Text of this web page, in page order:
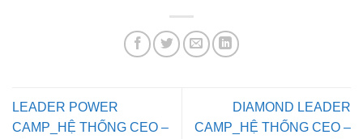
LEADER POWER
CAMP_HỆ THỐNG CEO –
DIAMOND LEADER
CAMP_HỆ THỐNG CEO –